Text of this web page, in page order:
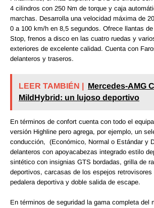
4 cilindros con 250 Nm de torque y caja
marchas. Desarrolla una velocidad máxima de
0 a 100 km/h en 8,5 segundos. Ofrece llantas
Stop, frenos a disco en las cuatro ruedas y
exteriores de excelente calidad. Cuenta con
delanteros y traseros.
LEER TAMBIÉN | Mercedes-AMG
MildHybrid: un lujoso deportivo
En términos de confort cuenta con todo el
versión Highline pero agrega, por ejemplo, un
conducción, (Económico, Normal o Estándar y
delanteros con apoyacabezas integrado estilo
sintético con insignias GTS bordadas, grilla de
deportivos, carcasas de los espejos retrovisores
pedalera deportiva y doble salida de escape.
En términos de seguridad la gama completa del